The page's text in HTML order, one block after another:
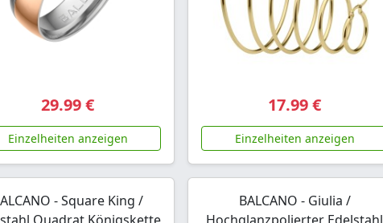
29.99 €
Einzelheiten anzeigen
17.99 €
Einzelheiten anzeigen
- Square King /
BALCANO - Giulia /